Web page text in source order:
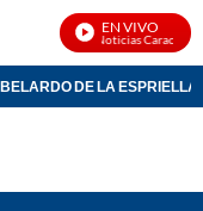
EN VIVO
Noticias Caracol En
DE LA ESPRIELLA